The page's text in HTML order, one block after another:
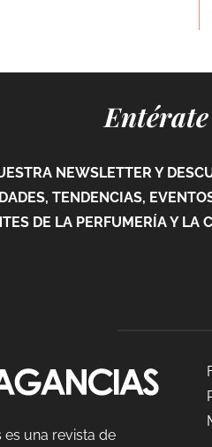
NEWSLETTER Y
TENDENCIAS,
DE LA PERFUMERÍA Y LA
es una revista de